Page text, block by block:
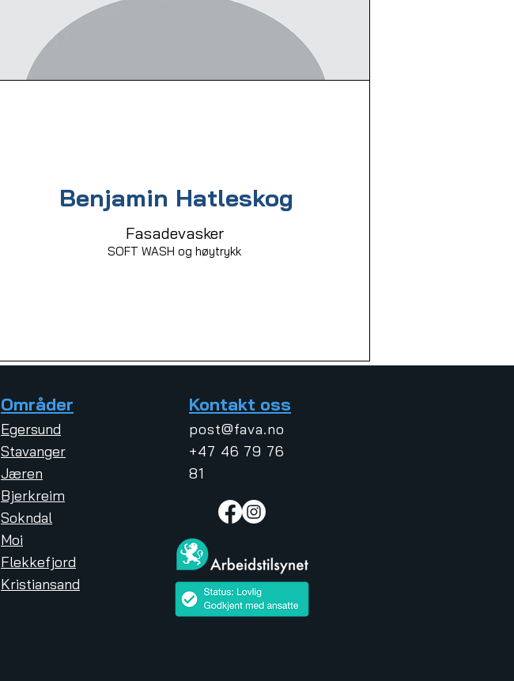
Benjamin Hatleskog
Fasadevasker
SOFT WASH og høytrykk
Områder
Egersund
Stavanger
Jæren
Bjerkreim
Sokndal
Moi
Flekkefjord
Kristiansand
Kontakt oss
post@fava.no
+47 46 79 76
81